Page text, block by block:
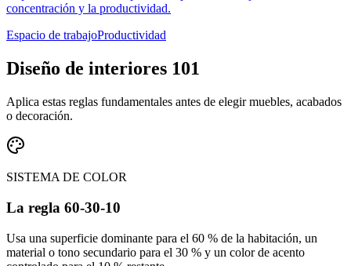
concentración y la productividad.
Espacio de trabajoProductividad
Diseño de interiores 101
Aplica estas reglas fundamentales antes de elegir muebles, acabados
o decoración.
SISTEMA DE COLOR
La regla 60-30-10
Usa una superficie dominante para el 60 % de la habitación, un
material o tono secundario para el 30 % y un color de acento